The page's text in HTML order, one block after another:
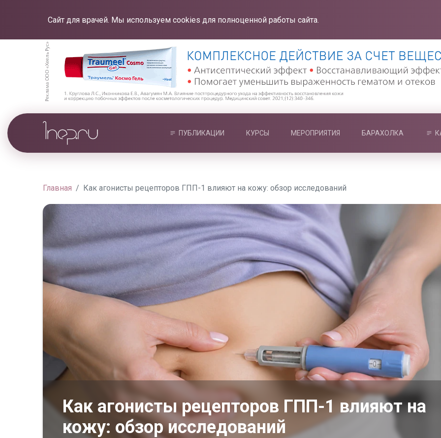
Сайт для врачей. Мы используем cookies для полноценной работы сайта.
ПУБЛИКАЦИИ КУРСЫ МЕРОПРИЯТИЯ БАРАХОЛКА
Главная Как агонисты рецепторов ГПП-1 влияют на кожу: обзор исследований
Как агонисты рецепторов ГПП-1 влияют на
кожу: обзор исследований